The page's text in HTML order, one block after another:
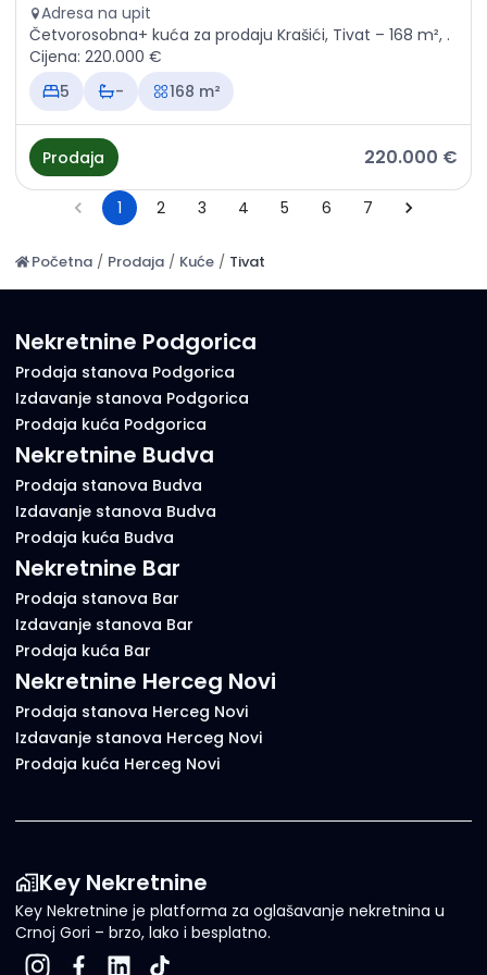
Adresa na upit
Četvorosobna+ kuća za prodaju Krašići, Tivat – 168 m², .
Cijena: 220.000 €
5
- 168 m²
Prodaja 220.000 €
1 2 3 4 5 6 7
Početna / Prodaja / Kuće / Tivat
Nekretnine Podgorica
Prodaja stanova Podgorica
Izdavanje stanova Podgorica
Prodaja kuća Podgorica
Nekretnine Budva
Prodaja stanova Budva
Izdavanje stanova Budva
Prodaja kuća Budva
Nekretnine Bar
Prodaja stanova Bar
Izdavanje stanova Bar
Prodaja kuća Bar
Nekretnine Herceg Novi
Prodaja stanova Herceg Novi
Izdavanje stanova Herceg Novi
Prodaja kuća Herceg Novi
Key Nekretnine
Key Nekretnine je platforma za oglašavanje nekretnina u
Crnoj Gori – brzo, lako i besplatno.